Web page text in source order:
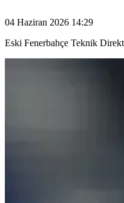
04 Haziran 2026 14:29
Eski Fenerbahçe Teknik